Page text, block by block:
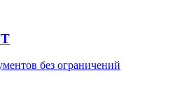
без ограничений